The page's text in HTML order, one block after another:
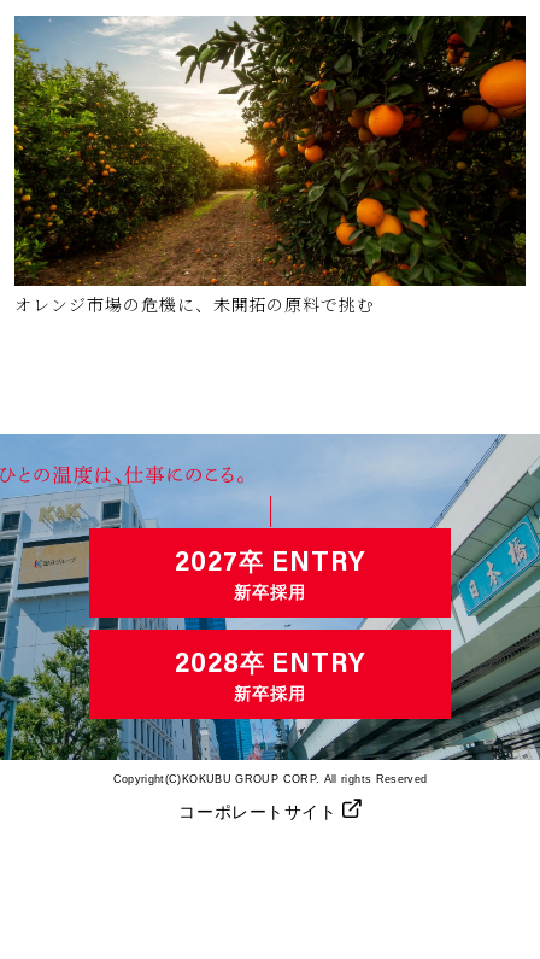
オレンジ市場の危機に、未開拓の原料で挑む
2027卒 ENTRY
新卒採用
2028卒 ENTRY
新卒採用
Copyright(C)KOKUBU GROUP CORP. All rights Reserved
コーポレートサイト